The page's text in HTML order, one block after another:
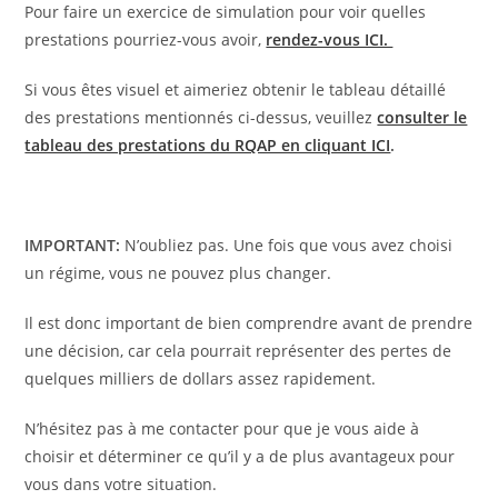
Pour faire un exercice de simulation pour voir quelles
prestations pourriez-vous avoir, rendez-vous ICI.
Si vous êtes visuel et aimeriez obtenir le tableau détaillé
des prestations mentionnés ci-dessus, veuillez consulter le
tableau des prestations du RQAP en cliquant ICI.
IMPORTANT: N’oubliez pas. Une fois que vous avez choisi
un régime, vous ne pouvez plus changer.
Il est donc important de bien comprendre avant de prendre
une décision, car cela pourrait représenter des pertes de
quelques milliers de dollars assez rapidement.
N’hésitez pas à me contacter pour que je vous aide à
choisir et déterminer ce qu’il y a de plus avantageux pour
vous dans votre situation.